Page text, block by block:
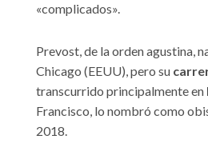
«complicados».
Prevost, de la orden agustina,
Chicago (EEUU), pero su
transcurrido principalmente en
Francisco, lo nombró como
2018.